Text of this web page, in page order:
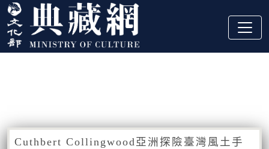
跳到主要內容
:::
Cuthbert Collingwood亞洲探險臺灣風土手